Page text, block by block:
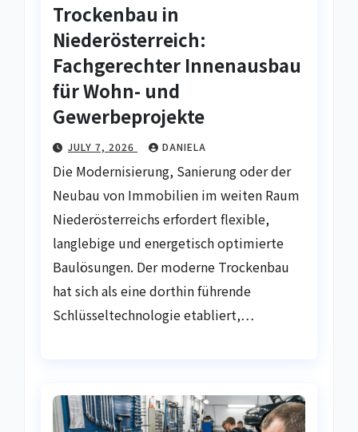
Trockenbau in
Niederösterreich:
Fachgerechter Innenausbau
für Wohn- und
Gewerbeprojekte
JULY 7, 2026 DANIELA
Die Modernisierung, Sanierung oder der
Neubau von Immobilien im weiten Raum
Niederösterreichs erfordert flexible,
langlebige und energetisch optimierte
Baulösungen. Der moderne Trockenbau
hat sich als eine dorthin führende
Schlüsseltechnologie etabliert,…